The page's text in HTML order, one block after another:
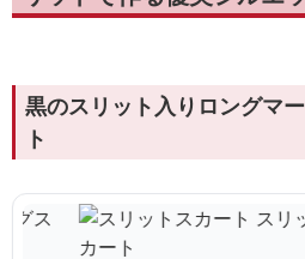
黒のスリット入りロングマ
ト